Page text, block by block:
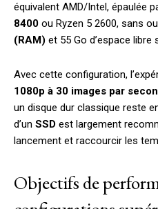
équivalent AMD/Intel, épaulée
8400 ou Ryzen 5 2600, sans
(RAM) et 55 Go d’espace libre
Avec cette configuration,
1080p à 30 images par
un disque dur classique reste
d’un SSD est largement
lancement et raccourcir les
Objectifs de